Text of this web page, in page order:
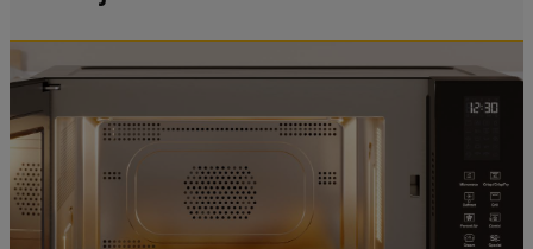
zbieranych za pośrednictwem plików
cookie dostępne są w naszej Polityce
prywatności.
Klikając przycisk„AKCEPTUJĘ
WSZYSTKIE PLIKI COOKIES"
, wyrażają
Państwo zgodę na instalację wszystkich
rodzajów plików cookie oraz na
udostępnianie Państwa danych